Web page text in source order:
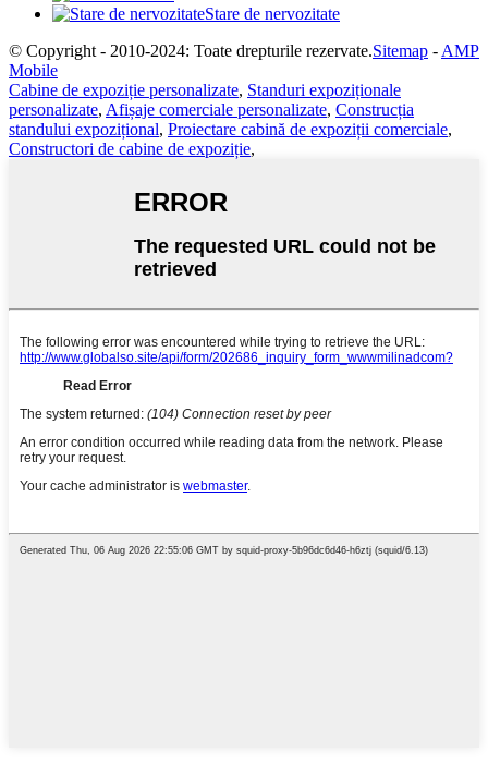
Stare de nervozitate
© Copyright - 2010-2024: Toate drepturile rezervate.Sitemap - AMP
Mobile
Cabine de expoziție personalizate, Standuri expoziționale
personalizate, Afișaje comerciale personalizate, Construcția
standului expozițional, Proiectare cabină de expoziții comerciale,
Constructori de cabine de expoziție,